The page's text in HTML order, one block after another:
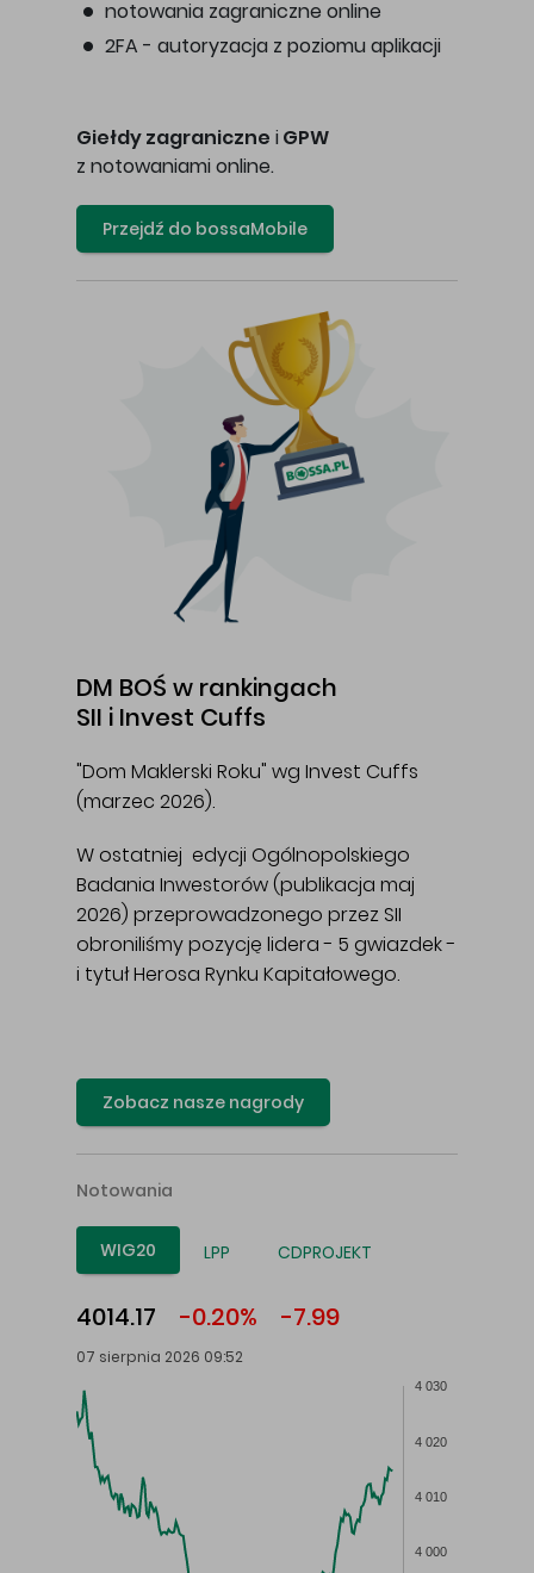
notowania zagraniczne online
2FA - autoryzacja z poziomu aplikacji
Giełdy zagraniczne i GPW
z notowaniami online.
Przejdź do bossaMobile
DM BOŚ w rankingach
SII i Invest Cuffs
"Dom Maklerski Roku" wg Invest Cuffs
(marzec 2026).
W ostatniej edycji Ogólnopolskiego
Badania Inwestorów (publikacja maj
2026) przeprowadzonego przez SII
obroniliśmy pozycję lidera - 5 gwiazdek -
i tytuł Herosa Rynku Kapitałowego.
Zobacz nasze nagrody
Notowania
WIG20 LPP CDPROJEKT
4014.17 -0.20% -7.99
07 sierpnia 2026 09:52
4 000
4 010
4 020
4 030